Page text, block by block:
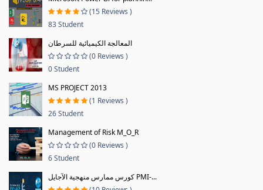
(15 Reviews )
83 Student
المعالجة الكيميائية للسرطان
(0 Reviews )
0 Student
MS PROJECT 2013
(1 Reviews )
26 Student
Management of Risk M_O_R
(0 Reviews )
6 Student
كورس ممارس منهجية الآجايل PMI-...